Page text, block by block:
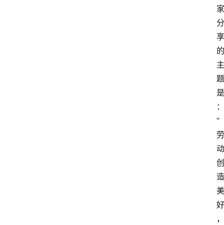
家
分
享
的
主
题
是
：
“
劳
动
创
造
美
好
，